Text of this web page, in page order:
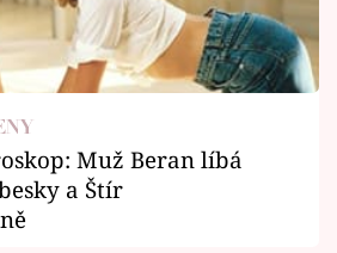
Muž Beran líbá
a Štír